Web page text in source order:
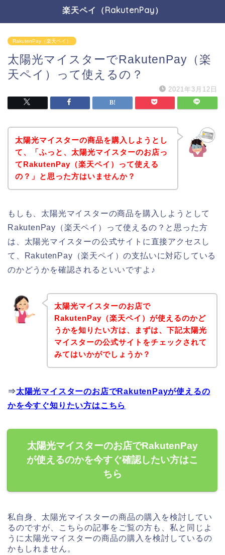
楽天ペイ（RakutenPay）
RakutenPay（楽天ペイ）
太陽光マイスターでRakutenPay（楽
天ペイ）って使えるの？
2021年3月12日
太陽光マイスターの商品を購入しようとし
て、「ふっと、太陽光マイスターのお店っ
てRakutenPay（楽天ペイ）って使える
の？」と思った方はいませんか？
もしも、太陽光マイスターの商品を購入しようとして
RakutenPay（楽天ペイ）って使えるの？と思った方
は、太陽光マイスターの公式サイトに直接アクセスし
て、RakutenPay（楽天ペイ）の支払いに対応している
のかどうかを確認されるといいですよ♪
太陽光マイスターのお店で
RakutenPay（楽天ペイ）が使えるのかど
うかを知りたい方は、まずは、下記太陽光
マイスターの公式サイトをチェックされて
みてはいかがでしょうか？
⇒太陽光マイスターのお店でRakutenPayが使えるの
かを今すぐ知りたい方はこちら
太陽光マイスターのお店でRakutenPay
が使えるのかを今すぐ確認したい方はこ
ちら
私自身、太陽光マイスターの商品の購入を検討してい
るのですが、こちらの記事をご覧の方も、私と同じよ
うに太陽光マイスターの商品の購入を検討しているの
かもしれません。